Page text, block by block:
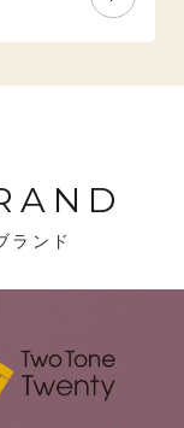
ランド